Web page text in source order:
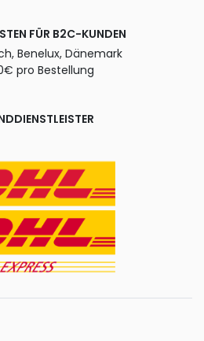
FÜR B2C-KUNDEN
Benelux, Dänemark
pro Bestellung